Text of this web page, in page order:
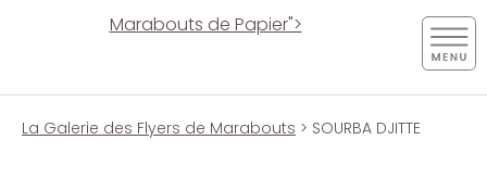
Marabouts de Papier">
La Galerie des Flyers de Marabouts > SOURBA DJITTE